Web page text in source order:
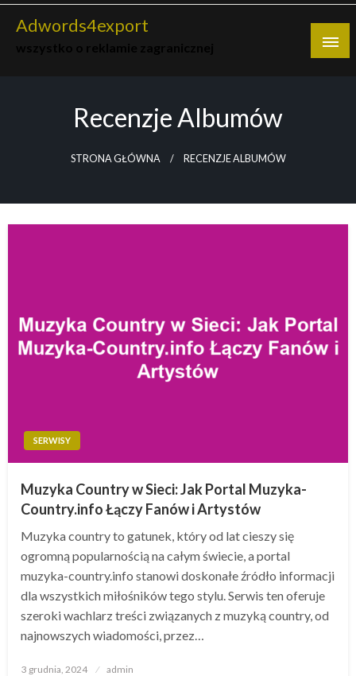
Skip
Adwords4export
Recenzje Albumów
STRONA GŁÓWNA RECENZJE ALBUMÓW
SERWISY
Muzyka Country w Sieci: Jak Portal Muzyka-
Country.info Łączy Fanów i Artystów
Muzyka country to gatunek, który od lat cieszy się
ogromną popularnością na całym świecie, a portal
muzyka-country.info stanowi doskonałe źródło informacji
dla wszystkich miłośników tego stylu. Serwis ten oferuje
szeroki wachlarz treści związanych z muzyką country, od
najnowszych wiadomości, przez…
Opublikowane
3 grudnia, 2024 admin